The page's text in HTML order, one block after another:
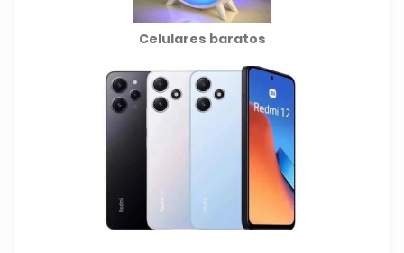
Celulares baratos